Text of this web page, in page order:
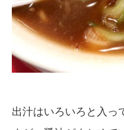
出汁はいろいろと入っ